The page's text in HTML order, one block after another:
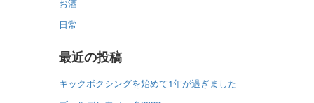
お酒
日常
最近の投稿
キックボクシングを始めて1年が過ぎました